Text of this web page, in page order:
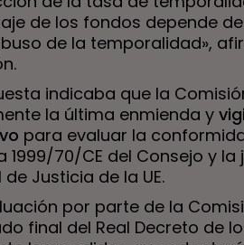
de los fondos depende
de la temporalidad»,
indicaba que la
la última enmienda y
para evaluar la
1999/70/CE del Consejo y
de Justicia de la UE.
por parte de la
final del Real Decreto de